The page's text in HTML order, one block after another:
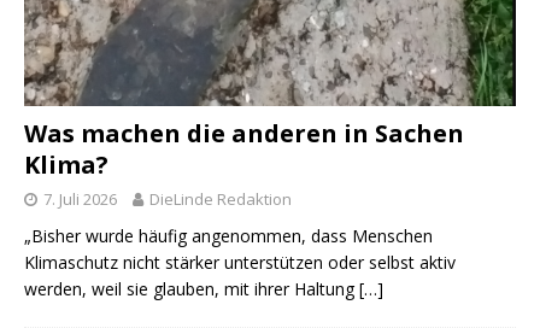
Was machen die anderen in Sachen
Klima?
7. Juli 2026 DieLinde Redaktion
„Bisher wurde häufig angenommen, dass Menschen
Klimaschutz nicht stärker unterstützen oder selbst aktiv
werden, weil sie glauben, mit ihrer Haltung[…]